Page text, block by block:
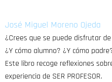
José Miguel Moreno Ojeda
¿Crees que se puede disfrutar
¿Y cómo alumno? ¿Y cómo
Este libro recoge reflexiones
experiencia de SER PROFESOR.